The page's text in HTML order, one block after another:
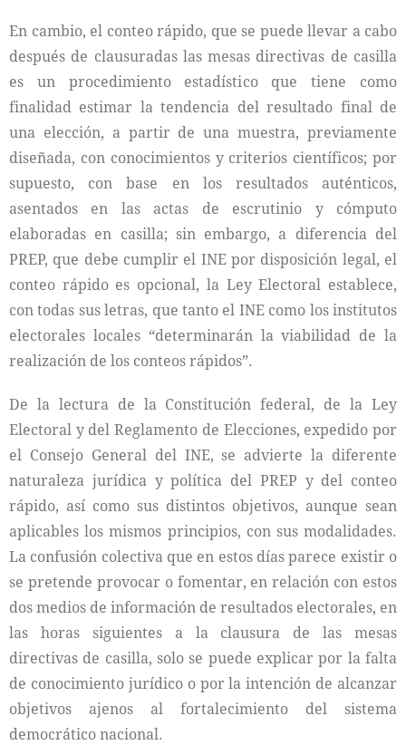
En cambio, el conteo rápido, que se puede llevar a cabo
después de clausuradas las mesas directivas de casilla
es un procedimiento estadístico que tiene como
finalidad estimar la tendencia del resultado final de
una elección, a partir de una muestra, previamente
diseñada, con conocimientos y criterios científicos; por
supuesto, con base en los resultados auténticos,
asentados en las actas de escrutinio y cómputo
elaboradas en casilla; sin embargo, a diferencia del
PREP, que debe cumplir el INE por disposición legal, el
conteo rápido es opcional, la Ley Electoral establece,
con todas sus letras, que tanto el INE como los institutos
electorales locales “determinarán la viabilidad de la
realización de los conteos rápidos”.
De la lectura de la Constitución federal, de la Ley
Electoral y del Reglamento de Elecciones, expedido por
el Consejo General del INE, se advierte la diferente
naturaleza jurídica y política del PREP y del conteo
rápido, así como sus distintos objetivos, aunque sean
aplicables los mismos principios, con sus modalidades.
La confusión colectiva que en estos días parece existir o
se pretende provocar o fomentar, en relación con estos
dos medios de información de resultados electorales, en
las horas siguientes a la clausura de las mesas
directivas de casilla, solo se puede explicar por la falta
de conocimiento jurídico o por la intención de alcanzar
objetivos ajenos al fortalecimiento del sistema
democrático nacional.